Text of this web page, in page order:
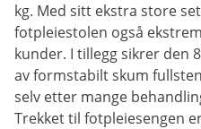
kg. Med sitt ekstra store
fotpleiestolen også
kunder. I tillegg sikrer den
av formstabilt skum
selv etter mange
Trekket til fotpleiesengen